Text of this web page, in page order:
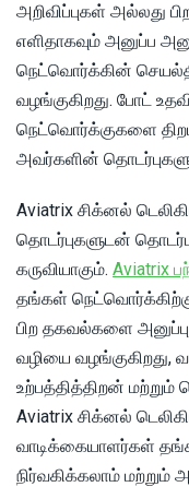
அறிவிப்புகள் அல்லது
எளிதாகவும் அனுப்ப
நெட்வொர்க்கின்
வழங்குகிறது. போட்
நெட்வொர்க்குகளை
அவர்களின்
Aviatrix சிக்னல்
தொடர்புகளுடன்
கருவியாகும். Aviatrix
தங்கள்
பிற தகவல்களை
வழியை
உற்பத்தித்திறன் மற்றும்
Aviatrix சிக்னல்
வாடிக்கையாளர்கள்
நிர்வகிக்கலாம்